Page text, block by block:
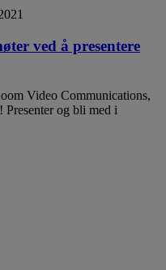
ved å presentere
Video Communications,
og bli med i